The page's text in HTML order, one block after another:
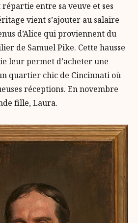
répartie entre sa veuve et ses
vient s’ajouter au salaire
d’Alice qui proviennent du
de Samuel Pike. Cette hausse
leur permet d’acheter une
quartier chic de Cincinnati où
réceptions. En novembre
fille, Laura.